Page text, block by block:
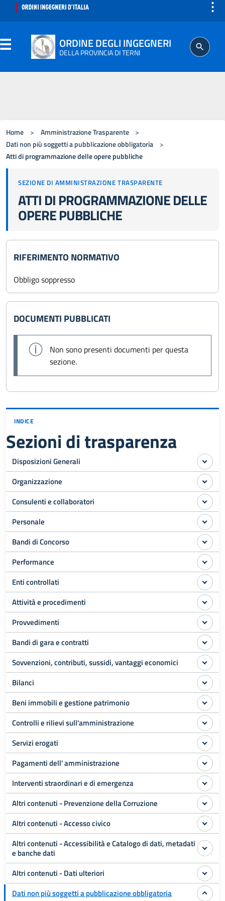
⋮
ORDINE DEGLI INGEGNERI
DELLA PROVINCIA DI TERNI
ISCRITTO
AGGIORNAMENTO PROFESSIONALE
Home > Amministrazione Trasparente
>
Dati non più soggetti a pubblicazione obbligatoria
>
Atti di programmazione delle opere pubbliche
SEZIONE DI AMMINISTRAZIONE TRASPARENTE
ATTI DI PROGRAMMAZIONE DELLE
OPERE PUBBLICHE
RIFERIMENTO NORMATIVO
Obbligo soppresso
DOCUMENTI PUBBLICATI
Non sono presenti documenti per questa
sezione.
INDICE
Sezioni di trasparenza
Disposizioni Generali
Organizzazione
Consulenti e collaboratori
Personale
Bandi di Concorso
Performance
Enti controllati
Attività e procedimenti
Provvedimenti
Bandi di gara e contratti
Sovvenzioni, contributi, sussidi, vantaggi economici
Bilanci
Beni immobili e gestione patrimonio
Controlli e rilievi sull'amministrazione
Servizi erogati
Pagamenti dell' amministrazione
Interventi straordinari e di emergenza
Altri contenuti - Prevenzione della Corruzione
Altri contenuti - Accesso civico
Altri contenuti - Accessibilità e Catalogo di dati, metadati
e banche dati
Altri contenuti - Dati ulteriori
Dati non più soggetti a pubblicazione obbligatoria